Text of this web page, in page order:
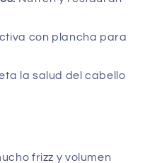
con plancha para
la salud del cabello
frizz y volumen